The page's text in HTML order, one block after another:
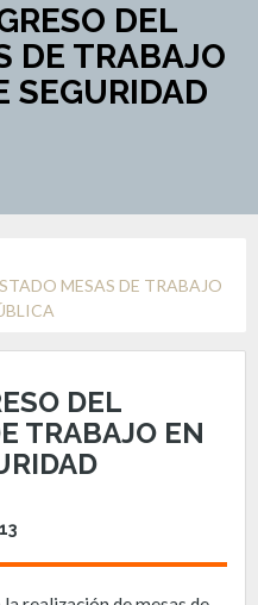
DEL
DE TRABAJO
SEGURIDAD
MESAS DE TRABAJO
DEL
TRABAJO EN